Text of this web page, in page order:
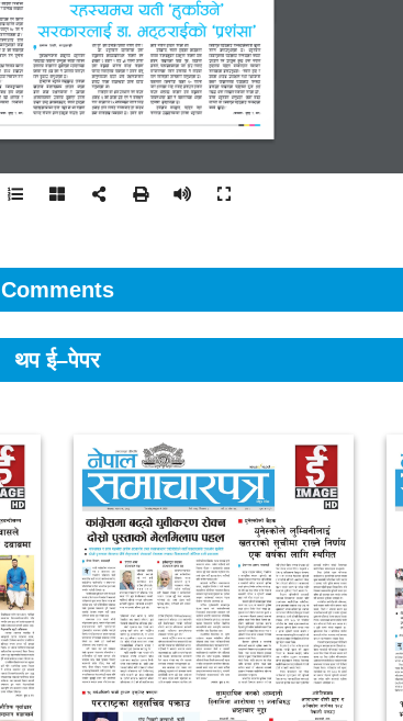
Comments
थप ई–पेपर